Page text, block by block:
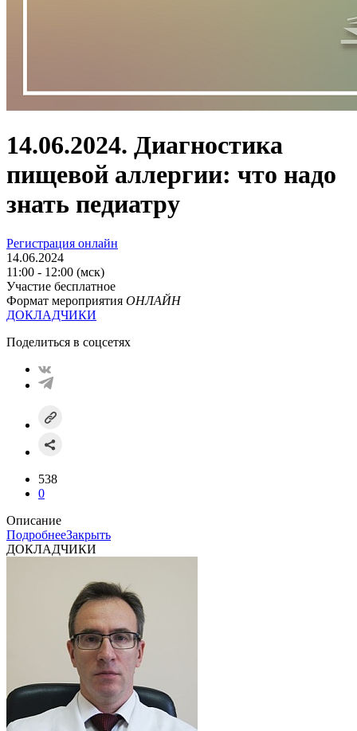
14.06.2024. Диагностика
пищевой аллергии: что надо
знать педиатру
Регистрация онлайн
14.06.2024
11:00 - 12:00 (мск)
Участие бесплатное
Формат мероприятия ОНЛАЙН
ДОКЛАДЧИКИ
Поделиться в соцсетях
538
0
Описание
ПодробнееЗакрыть
ДОКЛАДЧИКИ